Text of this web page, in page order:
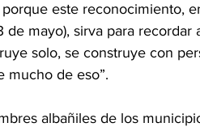
este reconocimiento,
de mayo), sirva para
solo, se construye con
mucho de eso”.
albañiles de los